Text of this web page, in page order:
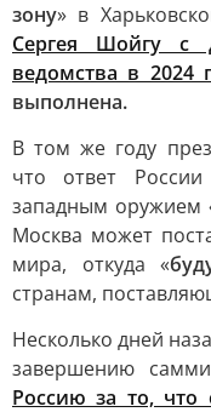
зону» в
Сергея Шойгу с
ведомства в 2024
выполнена.
В том же году
что ответ
западным оружием
Москва может
мира, откуда «
странам,
Несколько дней
завершению
Россию за то, что